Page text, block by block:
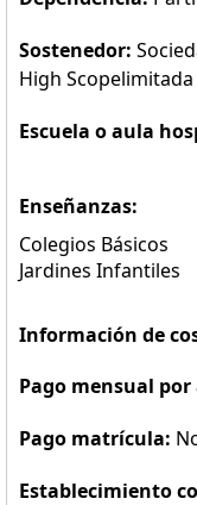
Sostenedor:
High Scopelimitada
Escuela o aula
Enseñanzas:
Colegios Básicos
Jardines Infantiles
Información de
Pago mensual
Pago matrícula:
Establecimiento